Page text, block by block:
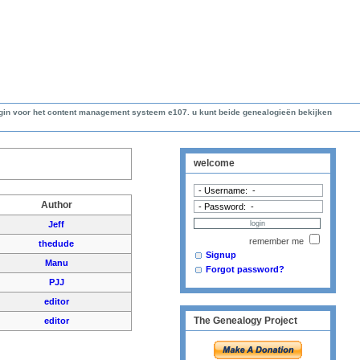
voor het content management systeem e107. u kunt beide genealogieën bekijken
Author
Jeff
thedude
Manu
PJJ
editor
editor
welcome
remember me
Signup
Forgot password?
The Genealogy Project